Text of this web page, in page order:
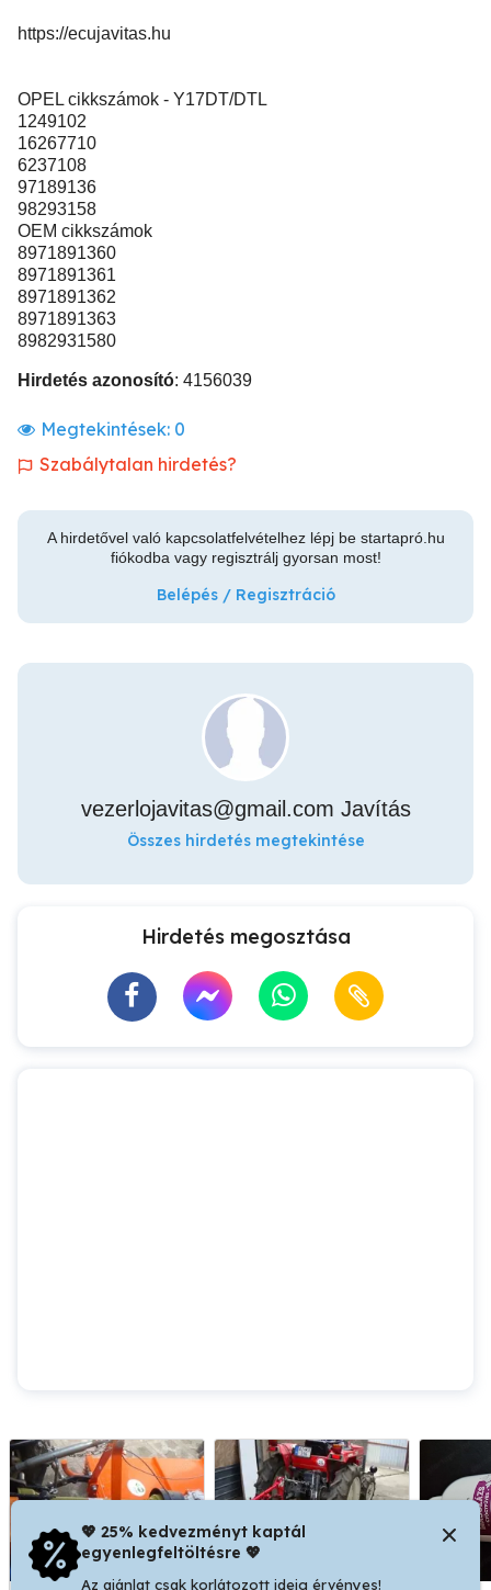
https://ecujavitas.hu
OPEL cikkszámok - Y17DT/DTL
1249102
16267710
6237108
97189136
98293158
OEM cikkszámok
8971891360
8971891361
8971891362
8971891363
8982931580
Hirdetés azonosító: 4156039
Megtekintések: 0
Szabálytalan hirdetés?
A hirdetővel való kapcsolatfelvételhez lépj be startapró.hu
fiókodba vagy regisztrálj gyorsan most!
Belépés / Regisztráció
vezerlojavitas@gmail.com Javítás
Összes hirdetés megtekintése
Hirdetés megosztása
💖 25% kedvezményt kaptál
egyenlegfeltöltésre 💖
Az ajánlat csak korlátozott ideig érvényes!